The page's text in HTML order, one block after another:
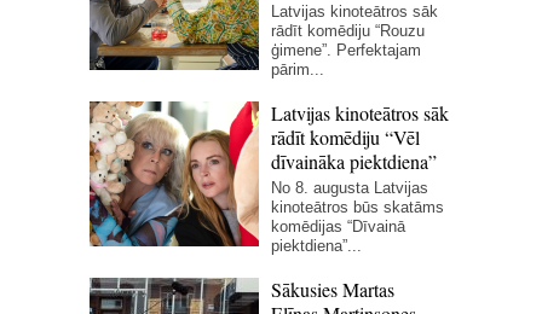
Latvijas kinoteātros sāk
rādīt komēdiju “Rouzu
ģimene”. Perfektajam
pārim...
Latvijas kinoteātros sāk
rādīt komēdiju “Vēl
dīvaināka piektdiena”
No 8. augusta Latvijas
kinoteātros būs skatāms
komēdijas “Dīvainā
piektdiena”...
Sākusies Martas